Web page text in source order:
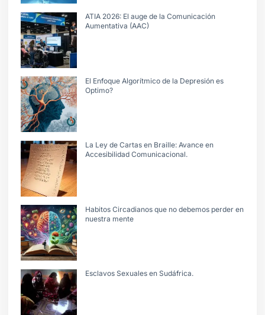
ATIA 2026: El auge de la Comunicación
Aumentativa (AAC)
El Enfoque Algorítmico de la Depresión es
Optimo?
La Ley de Cartas en Braille: Avance en
Accesibilidad Comunicacional.
Habitos Circadianos que no debemos perder en
nuestra mente
Esclavos Sexuales en Sudáfrica.